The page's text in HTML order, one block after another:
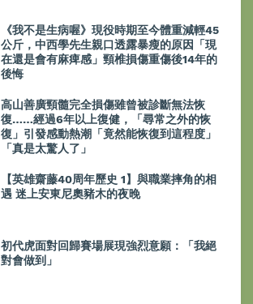
《我不是生病喔》現役時期至今體重減輕45
公斤，中西學先生親口透露暴瘦的原因「現
在還是會有麻痺感」頸椎損傷重傷後14年的
後悔
高山善廣頸髓完全損傷雖曾被診斷無法恢
復……經過6年以上復健，「尋常之外的恢
復」引發感動熱潮「竟然能恢復到這程度」
「真是太驚人了」
【英雄齋藤40周年歷史 1】與職業摔角的相
遇 迷上安東尼奧豬木的夜晚
初代虎面對回歸賽場展現強烈意願：「我絕
對會做到」